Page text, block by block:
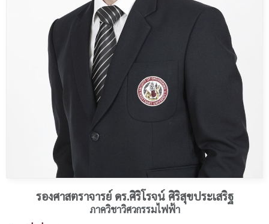
รองศาสตราจารย์ ดร.ศิริโรจน์ ศิริสุขประเสริฐ
ภาควิชาวิศวกรรมไฟฟ้า